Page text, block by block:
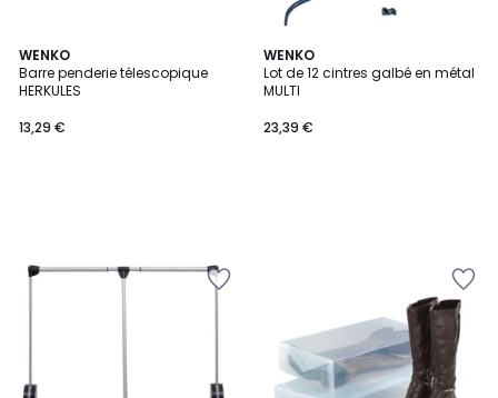
WENKO
Barre penderie télescopique
HERKULES
13,29 €
WENKO
Lot de 12 cintres galbé en métal
MULTI
23,39 €